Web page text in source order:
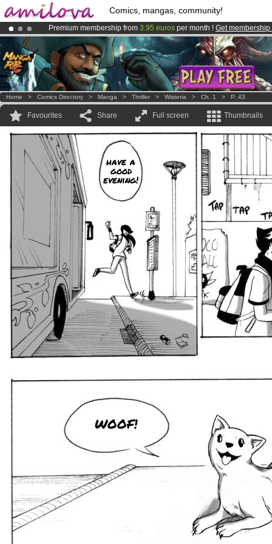
Comics, mangas, community!
Premium membership from 3.95 euros per month ! Get membership
AmilovaKickstarter is now LIVE!.
Already 134393membersand 1208 comics & mangas!.
Home > Comics Directory > Manga > Thriller > Wisteria > Ch. 1 > P. 43
Favourites Share Full screen Thumbnails
have a
good
evening!
WOOF!